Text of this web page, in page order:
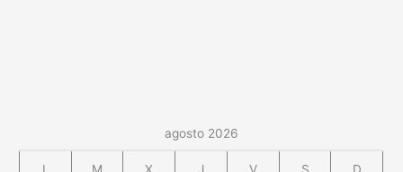
agosto 2026